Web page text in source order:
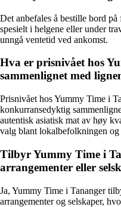
Det anbefales å bestille bord
spesielt i helgene eller under
unngå ventetid ved ankomst.
Hva er prisnivået hos
sammenlignet med
Prisnivået hos Yummy Time i
konkurransedyktig
autentisk asiatisk mat av høy
valg blant lokalbefolkningen og
Tilbyr Yummy Time i
arrangementer eller
Ja, Yummy Time i Tananger
arrangementer og selskaper,